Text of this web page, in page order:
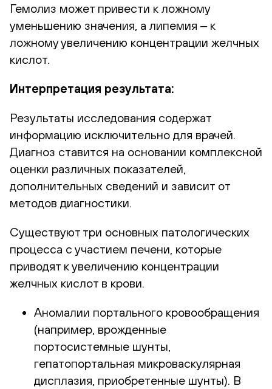
Гемолиз может привести к ложному
уменьшению значения, а липемия ‒ к
ложному увеличению концентрации желчных
кислот.
Интерпретация результата:
Результаты исследования содержат
информацию исключительно для врачей.
Диагноз ставится на основании комплексной
оценки различных показателей,
дополнительных сведений и зависит от
методов диагностики.
Существуют три основных патологических
процесса с участием печени, которые
приводят к увеличению концентрации
желчных кислот в крови.
Аномалии портального кровообращения
(например, врожденные
портосистемные шунты,
гепатопортальная микроваскулярная
дисплазия, приобретенные шунты). В